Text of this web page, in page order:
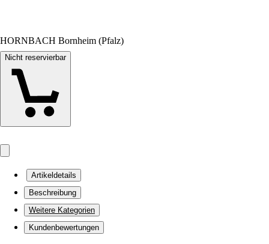
HORNBACH Bornheim (Pfalz)
Nicht reservierbar
Artikeldetails
Beschreibung
Weitere Kategorien
Kundenbewertungen